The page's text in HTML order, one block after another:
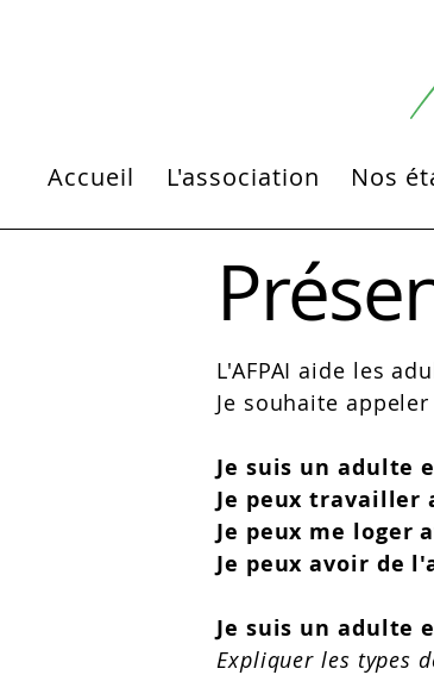
Accueil L'association Nos
L'AFPAI aide les
Je souhaite appeler
Je suis un adulte
Je peux travailler
Je peux me loger
Je peux avoir de
Je suis un adulte
Expliquer les types